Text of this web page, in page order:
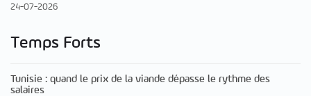
24-07-2026
Temps Forts
Tunisie : quand le prix de la viande dépasse le rythme des
salaires